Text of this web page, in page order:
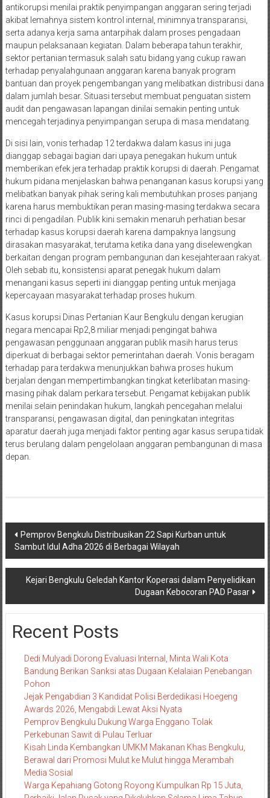
antikorupsi menilai praktik penyimpangan anggaran sering terjadi
akibat lemahnya sistem kontrol internal, minimnya transparansi,
serta adanya kerja sama antarpihak dalam proses pengadaan
maupun pelaksanaan kegiatan. Dalam beberapa tahun terakhir,
sektor pertanian termasuk salah satu bidang yang cukup rawan
terhadap penyalahgunaan anggaran karena banyak program
bantuan dan proyek pengembangan yang melibatkan distribusi dana
dalam jumlah besar. Situasi tersebut membuat penguatan sistem
audit dan pengawasan lapangan dinilai semakin penting untuk
mencegah terjadinya penyimpangan serupa di masa mendatang.
Di sisi lain, vonis terhadap 12 terdakwa dalam kasus ini juga
dianggap sebagai bagian dari upaya penegakan hukum untuk
memberikan efek jera terhadap praktik korupsi di daerah. Pengamat
hukum pidana menjelaskan bahwa penanganan kasus korupsi yang
melibatkan banyak pihak sering kali membutuhkan proses panjang
karena harus membuktikan peran masing-masing terdakwa secara
rinci di pengadilan. Publik kini semakin menaruh perhatian besar
terhadap kasus korupsi daerah karena dampaknya langsung
dirasakan masyarakat, terutama ketika dana yang diselewengkan
berkaitan dengan program pembangunan dan kesejahteraan rakyat.
Oleh sebab itu, konsistensi aparat penegak hukum dalam
menangani kasus seperti ini dianggap penting untuk menjaga
kepercayaan masyarakat terhadap proses hukum.
Kasus korupsi Dinas Pertanian Kaur Bengkulu dengan kerugian
negara mencapai Rp2,8 miliar menjadi pengingat bahwa
pengawasan penggunaan anggaran publik masih harus terus
diperkuat di berbagai sektor pemerintahan daerah. Vonis beragam
terhadap para terdakwa menunjukkan bahwa proses hukum
berjalan dengan mempertimbangkan tingkat keterlibatan masing-
masing pihak dalam perkara tersebut. Pengamat kebijakan publik
menilai selain penindakan hukum, langkah pencegahan melalui
transparansi, pengawasan digital, dan peningkatan integritas
aparatur daerah juga menjadi faktor penting agar kasus serupa tidak
terus berulang dalam pengelolaan anggaran pembangunan di masa
depan.
Navigasi
pos
Pemprov Bengkulu Distribusikan 22 Sapi Kurban untuk
Sambut Idul Adha 2026 di Berbagai Wilayah
Kejari Bengkulu Geledah Kantor Koperasi dalam Penyelidikan
Dugaan Kebocoran PAD Pasar
Recent Posts
Dedi Mulyadi Dorong Evaluasi Internal, Minta Wali Kota
Bandung Berikan Sanksi atas Dugaan Kelalaian Penebangan
Pohon
Jejak Pengabdian 3 Kandidat Polisi Berdedikasi Hoegeng
Awards 2026, Mengabdi Lewat Aksi Nyata
Pemprov Bengkulu Dukung Warga Enggano Tolak
Perkebunan Sawit di Pulau Terluar
Kisah Linda Kembangkan UMKM Makanan Khas Bengkulu,
Berawal dari Promosi Mulut ke Mulut hingga Merambah
Media Sosial
Warga Kepahiang Gotong Royong Kumpulkan Rp 15 Juta,